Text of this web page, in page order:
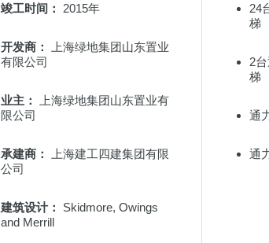
竣工时间： 2015年
开发商：
上海绿地集团山东置业
有限公司
业主：
上海绿地集团山东置业有
限公司
承建商：
上海建工四建集团有限
公司
建筑设计：
Skidmore, Owings
and Merrill
24
梯
2
梯
通
通